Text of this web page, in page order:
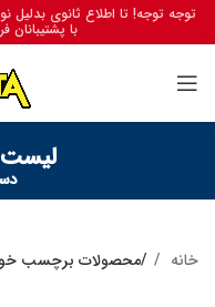
توجه توجه! تا اطلاع ثانوی بدلیل
با
لیست
خانه محصولات برچسب